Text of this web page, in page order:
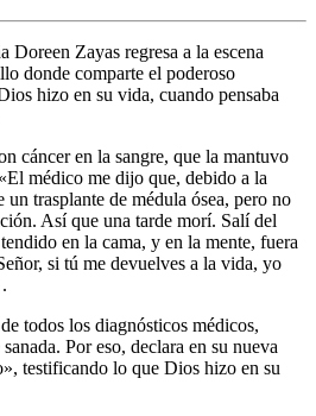
Doreen Zayas regresa a la escena
donde comparte el poderoso
hizo en su vida, cuando pensaba
cáncer en la sangre, que la mantuvo
médico me dijo que, debido a la
un trasplante de médula ósea, pero no
Así que una tarde morí. Salí del
en la cama, y en la mente, fuera
si tú me devuelves a la vida, yo
todos los diagnósticos médicos,
Por eso, declara en su nueva
testificando lo que Dios hizo en su